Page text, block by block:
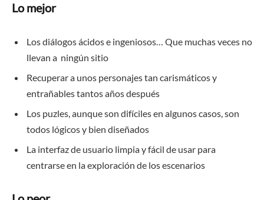
Lo mejor
Los diálogos ácidos e ingeniosos… Que muchas veces no
llevan a ningún sitio
Recuperar a unos personajes tan carismáticos y
entrañables tantos años después
Los puzles, aunque son difíciles en algunos casos, son
todos lógicos y bien diseñados
La interfaz de usuario limpia y fácil de usar para
centrarse en la exploración de los escenarios